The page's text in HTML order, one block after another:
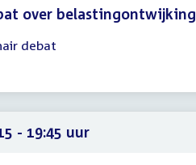
over belastingontwijking
debat
- 19:45 uur